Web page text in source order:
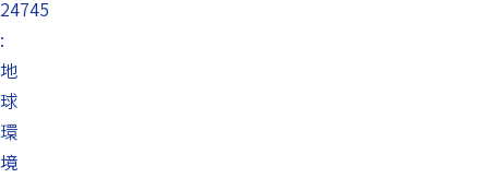
24745
:
地
球
環
境